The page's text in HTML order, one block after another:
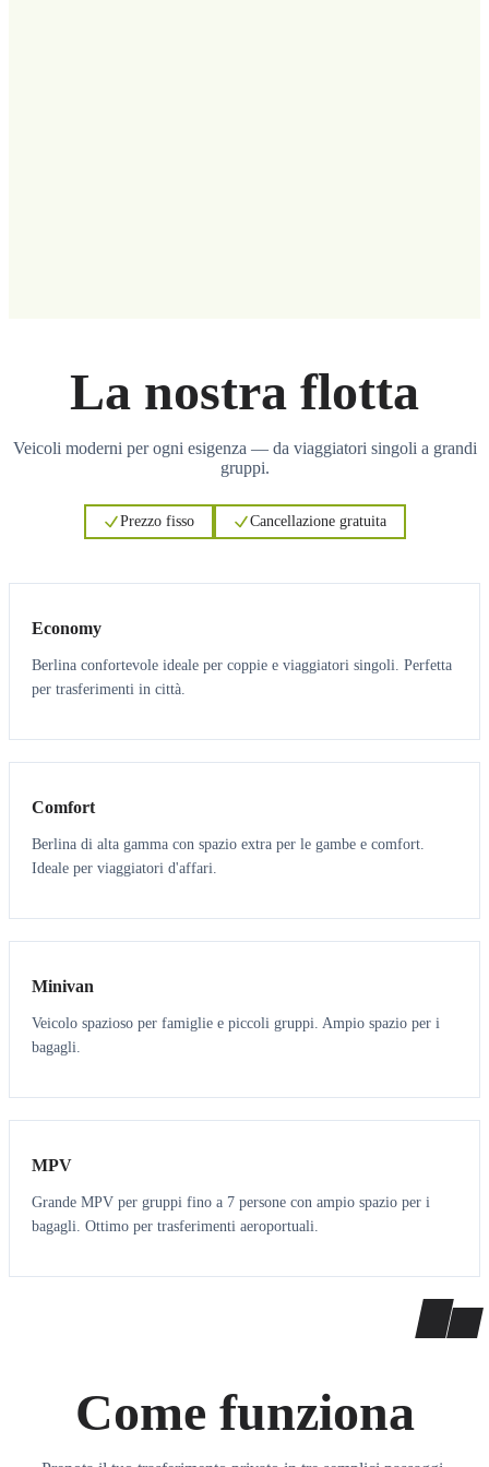
La nostra flotta
Veicoli moderni per ogni esigenza — da viaggiatori singoli a grandi
gruppi.
Prezzo fisso Cancellazione gratuita
Economy
Berlina confortevole ideale per coppie e viaggiatori singoli. Perfetta
per trasferimenti in città.
3 3
Comfort
Berlina di alta gamma con spazio extra per le gambe e comfort.
Ideale per viaggiatori d'affari.
6 5
Minivan
Veicolo spazioso per famiglie e piccoli gruppi. Ampio spazio per i
bagagli.
7 7
MPV
Grande MPV per gruppi fino a 7 persone con ampio spazio per i
bagagli. Ottimo per trasferimenti aeroportuali.
Come funziona